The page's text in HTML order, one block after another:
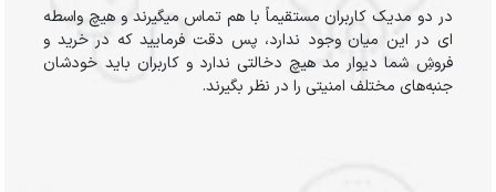
در دو مدیک کاربران مستقیماً با هم تماس میگیرند و هیچ واسطه
ای در این میان وجود ندارد، پس دقت فرمایید که در خرید و
فروشِ شما دیوار مد هیچ دخالتی ندارد و کاربران باید خودشان
جنبه‌های مختلف امنیتی را در نظر بگیرند.